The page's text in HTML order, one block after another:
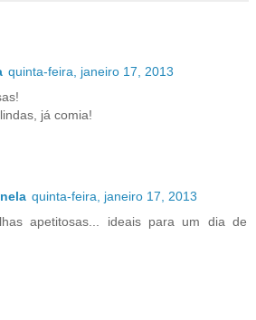
quinta-feira, janeiro 17, 2013
já comia!
quinta-feira, janeiro 17, 2013
apetitosas... ideais para um dia de